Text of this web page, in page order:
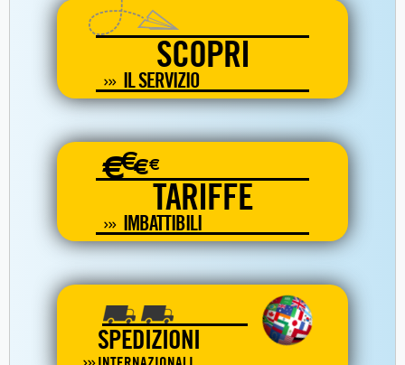
SCOPRI
IL SERVIZIO
€€€€
TARIFFE
IMBATTIBILI
SPEDIZIONI